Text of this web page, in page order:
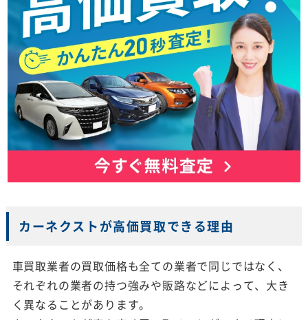
カーネクストが高価買取できる理由
車買取業者の買取価格も全ての業者で同じではなく、
それぞれの業者の持つ強みや販路などによって、大き
く異なることがあります。